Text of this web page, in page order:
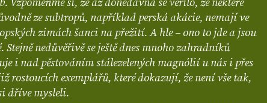
ze subtropů, například perská akácie, nemají ve
zimách šanci na přežití. A hle – ono to jde a jsou
Stejně nedůvěřivě se ještě dnes mnoho zahradníků
i nad pěstováním stálezelených magnólií u nás i přes
rostoucích exemplářů, které dokazují, že není vše tak,
dříve mysleli.